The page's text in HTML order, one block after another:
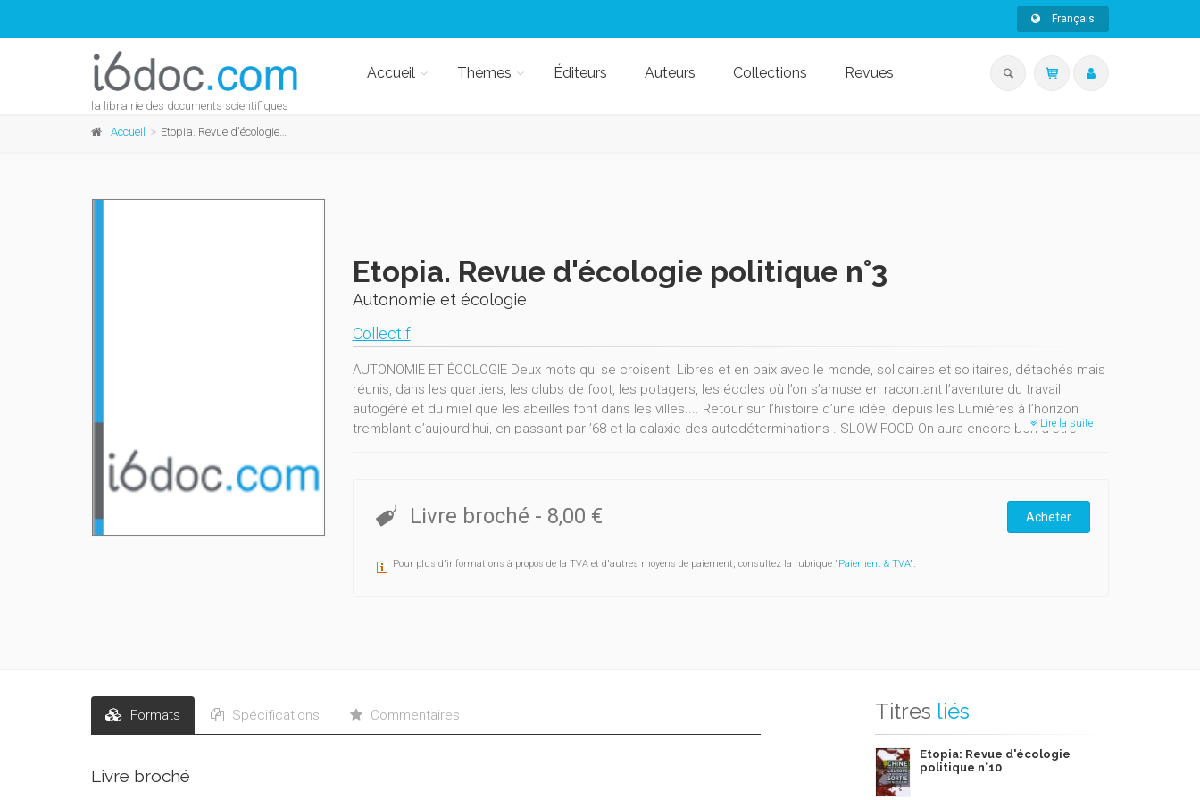
Français
la librairie des documents scientifiques
Accueil Thèmes Éditeurs Auteurs Collections Revues
Accueil Etopia. Revue d'écologie politique n°3
Etopia. Revue d'écologie politique n°3
Autonomie et écologie
Collectif
AUTONOMIE ET ÉCOLOGIE Deux mots qui se croisent. Libres et en paix avec le monde, solidaires et solitaires, détachés mais
réunis, dans les quartiers, les clubs de foot, les potagers, les écoles où l’on s’amuse en racontant l’aventure du travail
autogéré et du miel que les abeilles font dans les villes.... Retour sur l’histoire d’une idée, depuis les Lumières à l’horizon
tremblant d’aujourd’hui, en passant par ’68 et la galaxie des autodéterminations . SLOW FOOD On aura encore bon d’être
Lire la suite
Livre broché - 8,00 € Acheter
Pour plus d'informations à propos de la TVA et d'autres moyens de paiement, consultez la rubrique "Paiement & TVA".
Formats Spécifications Commentaires
Livre broché
Titres liés
Etopia: Revue d'écologie
politique n°10